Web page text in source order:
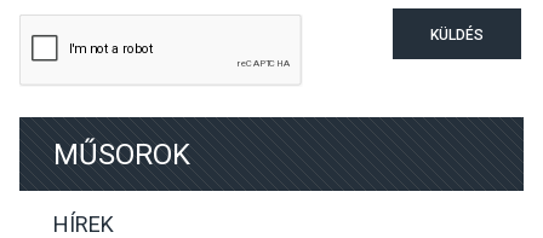
KÜLDÉS
MŰSOROK
HÍREK